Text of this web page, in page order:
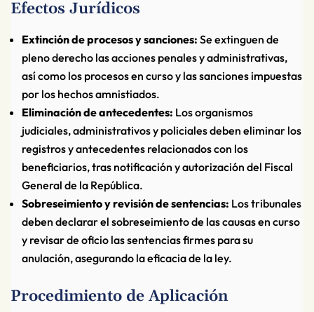
Efectos Jurídicos
Extinción de procesos y sanciones: Se extinguen de
pleno derecho las acciones penales y administrativas,
así como los procesos en curso y las sanciones impuestas
por los hechos amnistiados.
Eliminación de antecedentes: Los organismos
judiciales, administrativos y policiales deben eliminar los
registros y antecedentes relacionados con los
beneficiarios, tras notificación y autorización del Fiscal
General de la República.
Sobreseimiento y revisión de sentencias: Los tribunales
deben declarar el sobreseimiento de las causas en curso
y revisar de oficio las sentencias firmes para su
anulación, asegurando la eficacia de la ley.
Procedimiento de Aplicación